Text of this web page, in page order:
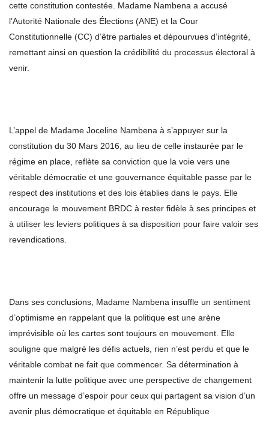
cette constitution contestée. Madame Nambena a accusé
l’Autorité Nationale des Élections (ANE) et la Cour
Constitutionnelle (CC) d’être partiales et dépourvues d’intégrité,
remettant ainsi en question la crédibilité du processus électoral à
venir.
L’appel de Madame Joceline Nambena à s’appuyer sur la
constitution du 30 Mars 2016, au lieu de celle instaurée par le
régime en place, reflète sa conviction que la voie vers une
véritable démocratie et une gouvernance équitable passe par le
respect des institutions et des lois établies dans le pays. Elle
encourage le mouvement BRDC à rester fidèle à ses principes et
à utiliser les leviers politiques à sa disposition pour faire valoir ses
revendications.
Dans ses conclusions, Madame Nambena insuffle un sentiment
d’optimisme en rappelant que la politique est une arène
imprévisible où les cartes sont toujours en mouvement. Elle
souligne que malgré les défis actuels, rien n’est perdu et que le
véritable combat ne fait que commencer. Sa détermination à
maintenir la lutte politique avec une perspective de changement
offre un message d’espoir pour ceux qui partagent sa vision d’un
avenir plus démocratique et équitable en République